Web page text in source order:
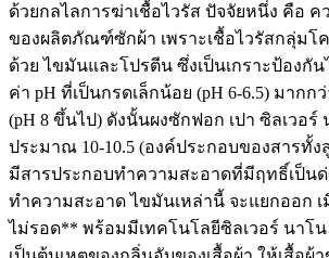
ด้วยกลไลการฆ่าเชื้อไวรัส ปัจจัยหนึ่ง คือ ค
ของผลิตภัณฑ์ซักผ้า เพราะเชื้อไวรัสกลุ่มโ
ด้วย ไขมันและโปรตีน ซึ่งเป็นเกราะป้องกั
ค่า pH ที่เป็นกรดเล็กน้อย (pH 6-6.5) มากก
(pH 8 ขึ้นไป) ดังนั้นผงซักฟอก เปา ซิลเวอร์
ประมาณ 10-10.5 (องค์ประกอบของสารทั้ง
มีสารประกอบทำความสะอาดที่มีฤทธิ์เป็นด่
ทำความสะอาด ไขมันเหล่านี้ จะแยกออก เ
ไม่รอด** พร้อมมีเทคโนโลยีซิลเวอร์ นาโน